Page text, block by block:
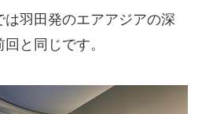
は羽田発のエアアジアの深
と同じです。